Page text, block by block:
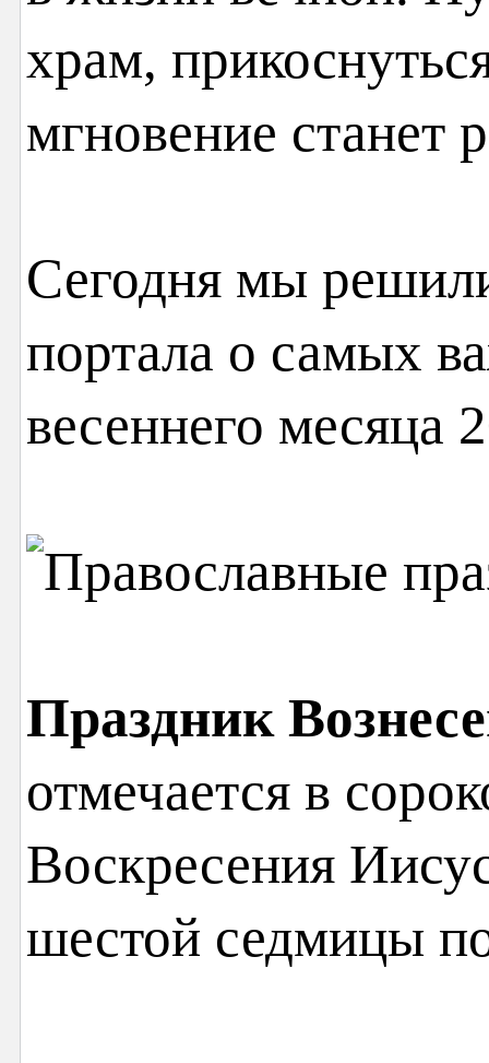
храм,
мгновение станет
Сегодня мы
портала о самых
весеннего месяца
Праздник
отмечается в
Воскресения
шестой седмицы